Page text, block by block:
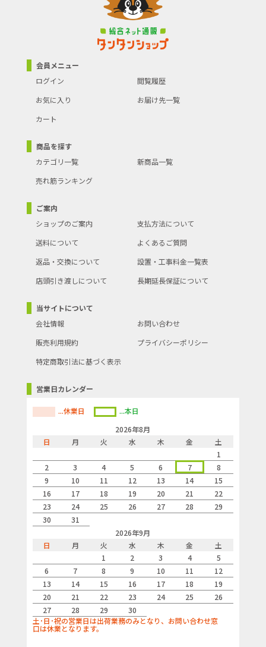
会員メニュー
ログイン
閲覧履歴
お気に入り
お届け先一覧
カート
商品を探す
カテゴリ一覧
新商品一覧
売れ筋ランキング
ご案内
ショップのご案内
支払方法について
送料について
よくあるご質問
返品・交換について
設置・工事料金一覧表
店頭引き渡しについて
長期延長保証について
当サイトについて
会社情報
お問い合わせ
販売利用規約
プライバシーポリシー
特定商取引法に基づく表示
営業日カレンダー
...休業日
...本日
2026年8月
日
月 火 水 木 金
土
1
2
3 4 5 6 7
8
9
10 11 12 13 14
15
16
17 18 19 20 21
22
23
24 25 26 27 28
29
30
31
2026年9月
日
月 火 水 木 金
土
1
2 3 4
5
6
7 8 9 10 11
12
13
14 15 16 17 18
19
20
21 22 23 24 25
26
27
28 29
30
土･日･祝の営業日は出荷業務のみとなり、お問い合わせ窓
口は休業となります。